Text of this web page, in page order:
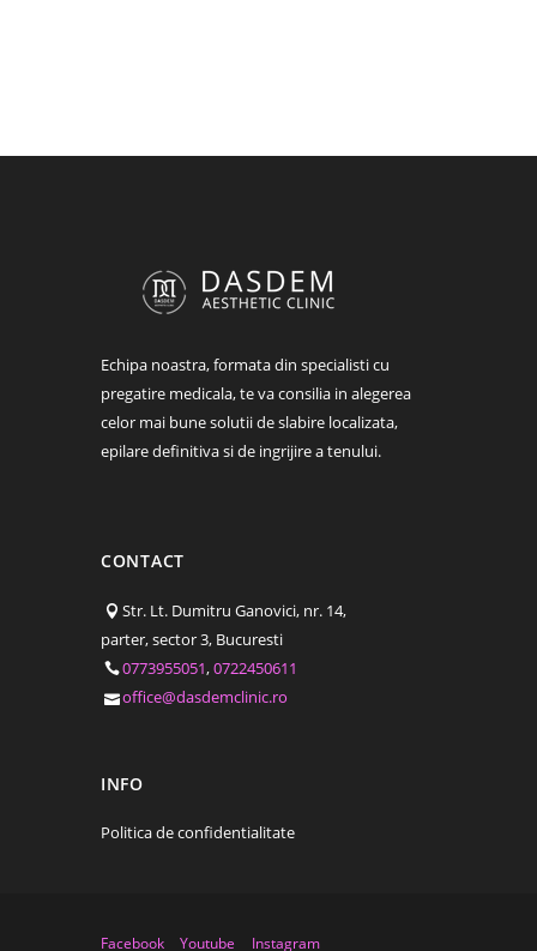
Echipa noastra, formata din specialisti cu
pregatire medicala, te va consilia in alegerea
celor mai bune solutii de slabire localizata,
epilare definitiva si de ingrijire a tenului.
CONTACT
Str. Lt. Dumitru Ganovici, nr. 14,
parter, sector 3, Bucuresti
0773955051,0722450611
office@dasdemclinic.ro
INFO
Politica de confidentialitate
Facebook Youtube Instagram